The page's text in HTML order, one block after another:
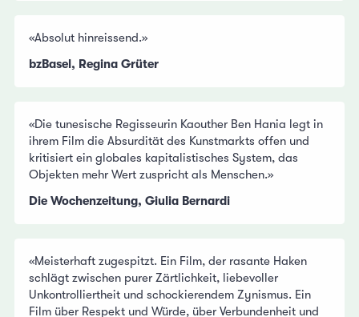
«Absolut hinreissend.»
bzBasel, Regina Grüter
«Die tunesische Regisseurin Kaouther Ben Hania legt in
ihrem Film die Absurdität des Kunstmarkts offen und
kritisiert ein globales kapitalistisches System, das
Objekten mehr Wert zuspricht als Menschen.»
Die Wochenzeitung, Giulia Bernardi
«Meisterhaft zugespitzt. Ein Film, der rasante Haken
schlägt zwischen purer Zärtlichkeit, liebevoller
Unkontrolliertheit und schockierendem Zynismus. Ein
Film über Respekt und Würde, über Verbundenheit und